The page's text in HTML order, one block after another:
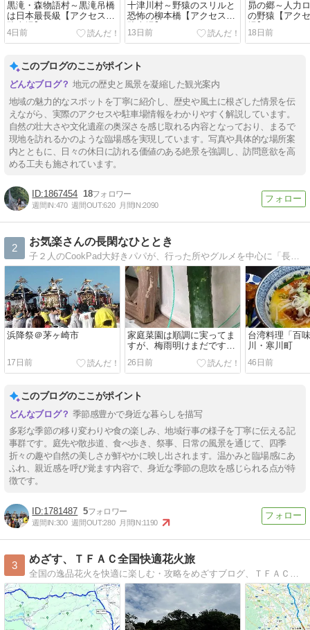
黒滝・森物語村～黒滝吊橋
は日本最長級【アクセス・
駐車場】
4日前
十津川村～野猿のスリルと
恐怖の柳本橋【アクセス・
駐車場】
13日前
昴の郷～人力
の野猿【アク
18日前
このブログのここがポイント
地元の歴史と風景を凝縮した観光案内
地域の魅力的なスポットを丁寧に紹介し、歴史や風土に根ざした情景を伝
えながら、実際のアクセスや駐車場情報をわかりやすく解説しています。
自然の壮大さや文化遺産の奥深さを感じ取れる内容となっており、まるで
現地を訪れるかのような臨場感を実現しています。写真や具体的な場所案
内とともに、日々の休日に訪れる価値のある絶景を強調し、訪問意欲を高
める工夫も施されています。
1867454 18
週間IN:470 週間OUT:620 月間IN:2090
2
お気楽さんの長閑なひととき
子２人のCookPad大好きパパが、行った所やグルメを中心に「長閑だな〜」と思ったことを綴ります。宜しくお願いしま〜す。
浜降祭＠茅ヶ崎市
17日前
家庭菜園は順調に実ってま
すが、梅雨明けまだですか
26日前
台湾料理「百
川・寒川町
46日前
このブログのここがポイント
季節感豊かで身近な暮らしを描写
多彩な季節の移り変わりや食の楽しみ、地域行事の様子を丁寧に伝える記
事群です。庭先や散歩道、食べ歩き、祭事、日常の風景を通じて、四季
折々の趣や自然の美しさが鮮やかに映し出されます。温かみと臨場感にあ
ふれ、親近感を呼び覚ます内容で、身近な季節の息吹を感じられる点が特
徴です。
1781487 5
週間IN:300 週間OUT:280 月間IN:1190
3
めざす、ＴＦＡＣ全国快適花火旅
全国の逸品花火を快適に楽しむ・攻略をめざすブログ、ＴＦＡＣ（TAKEUCHI FIREWORKS ART CLUB）